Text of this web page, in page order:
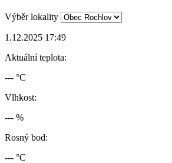
Výběr lokality
1.12.2025 17:49
Aktuální teplota:
--- °C
Vlhkost:
--- %
Rosný bod:
--- °C